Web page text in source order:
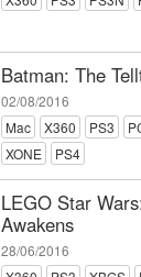
Batman: The
02/08/2016
Mac
X360 PS3
XONE
PS4
LEGO Star
Awakens
28/06/2016